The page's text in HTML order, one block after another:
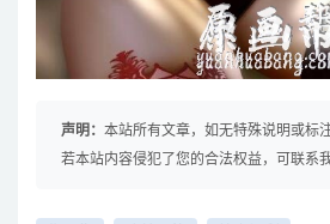
声明： 本站所有文章，如无特殊说明或标
若本站内容侵犯了您的合法权益，可联系